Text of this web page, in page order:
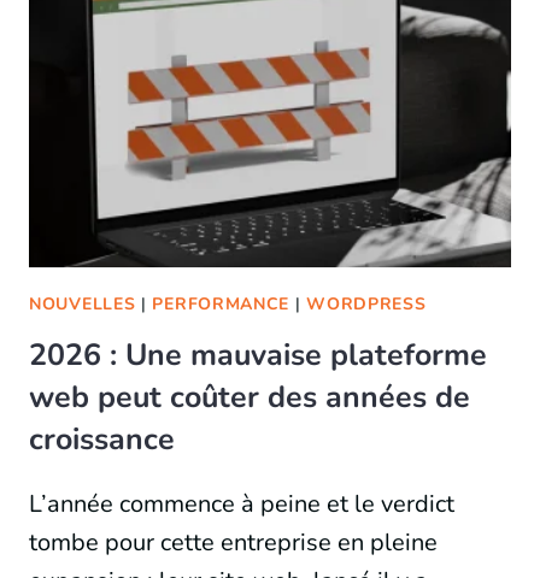
NOUVELLES | PERFORMANCE |WORDPRESS
2026 : Une mauvaise plateforme
web peut coûter des années de
croissance
L’année commence à peine et le verdict
tombe pour cette entreprise en pleine